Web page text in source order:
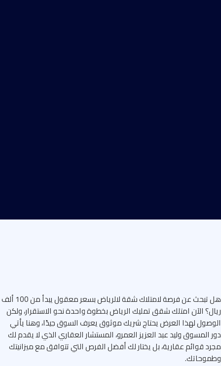
هل تبحث عن فرصة لامتلاك شقة لالرياض بسعر معقول يبدأ من 100 ألف
الآن امتلك شقق تمليك الرياض بخطوة واحدة نحو الاستقرار، ولكن
لهذا العرض يحتاج شريك موثوق يعرف السوق جيدًا، وهنا يأتي
المسوق وليد عبد العزيز العمرو، المستشار العقاري الذي لا يقدم لك
قوائم عقارية، بل يختار لك أفضل الفرص التي تتوافق مع ميزانيتك